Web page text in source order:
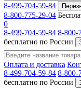
8-499-704-59-84
8-800-775-29-04
0
8-499-704-59-84 8-800-
бесплатно по России
Оплата и доставка
8-499-704-59-84 8-800-
бесплатно по России